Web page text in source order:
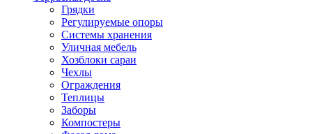
Грядки
Регулируемые опоры
Системы хранения
Уличная мебель
Хозблоки сараи
Чехлы
Ограждения
Теплицы
Заборы
Компостеры